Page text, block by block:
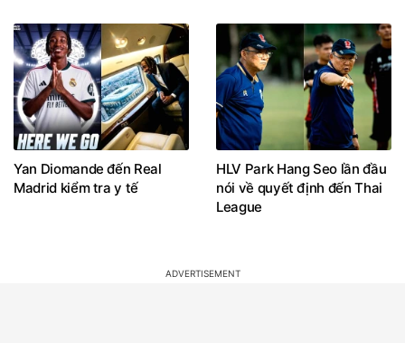
Yan Diomande đến Real
Madrid kiểm tra y tế
HLV Park Hang Seo lần đầu
nói về quyết định đến Thai
League